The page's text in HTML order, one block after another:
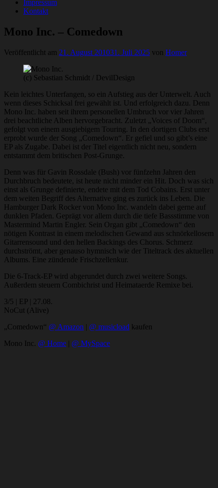
Impressum
Kontakt
Mono Inc. – Comedown
Veröffentlicht am 21. August 201031. Juli 2025 von Homer
(c) Sebastian Schmidt / DevilDesign
Kein leichtes Unterfangen, so ein Aufstieg aus der Unterwelt. Auch
wenn dieses Schicksal frei gewählt ist. Und erfolgreich dazu. Denn
Mono Inc. haben seit ihrem personellen Umbruch vor vier Jahren
drei beachtliche Alben hervorgebracht. Zuletzt „Voices of Doom“,
gefolgt von einem ausgiebigem Touring. In den dortigen Clubs erst
erprobt wurde der Song „Comedown“. Er gefiel und so gibt’s eine
EP als Zugabe. Dabei ist der Titel eigentlich nicht neu, sondern
entstammt dem britischen Post-Grunge.
Denn was für Gavin Rossdale (Bush) vor fünfzehn Jahren den
Durchbruch bedeutete, ist heute nicht minder ein Hit. Doch was sich
einst als Grunge definierte, endete mit dem Tod Cobains. Erst unter
dem weiten Begriff des Alternative ging es zurück ins Leben. Die
Hamburger Dark Rocker von Mono Inc. wandeln dabei gerne auf
dunklen Pfaden. Geprägt vor allem durch die tiefe Bassstimme von
Mastermind Martin Engler. Sein Organ gibt „Comedown“ den
nötigen Kontrast in einem melodischen Gewand aus schnörkellosem
Gitarrensound und den hellen Backings des Chorus. Schmerz
durchströmt, aber genauso hymnisch wie der Titeltrack des aktuellen
Albums. Eine zündende Frischzellenkur.
Die 6-Track-EP wird abgerundet durch zwei weitere Songs.
Außerdem steuern Combichrist und Heimataerde Remixe bei.
3/5 | EP | 27.08.
NoCut (Alive)
„Comedown“ @ Amazon | @ musicload kaufen
Mono Inc. @ Home | @ MySpace